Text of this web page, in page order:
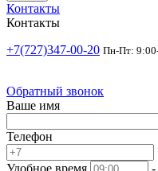
Контакты
Контакты
+7(727)347-00-20 Пн-Пт:
Обратный звонок
Ваше имя
Телефон
Удобное время
-